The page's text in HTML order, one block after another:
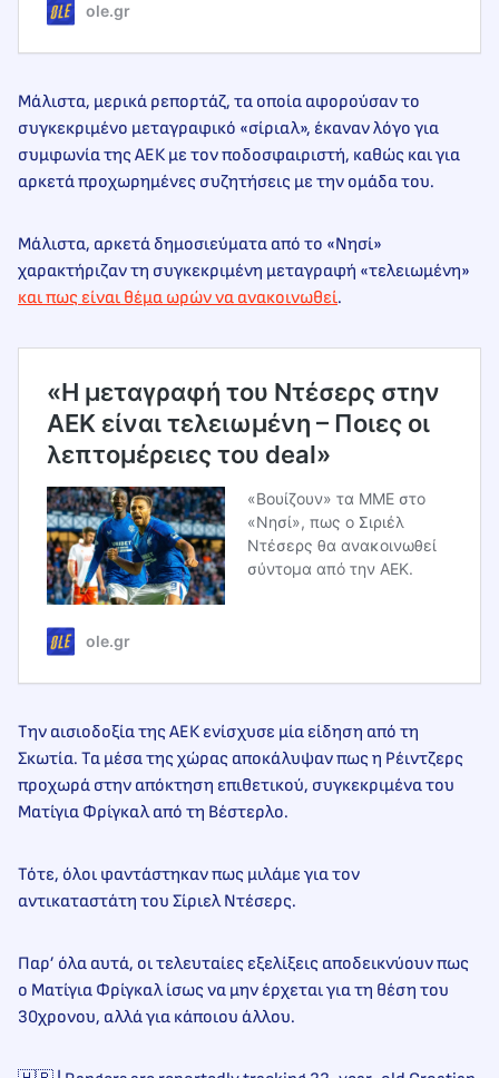
ole.gr
Mάλιστα, μερικά ρεπορτάζ, τα οποία αφορούσαν το
συγκεκριμένο μεταγραφικό «σίριαλ», έκαναν λόγο για
συμφωνία της ΑΕΚ με τον ποδοσφαιριστή, καθώς και για
αρκετά προχωρημένες συζητήσεις με την ομάδα του.
Μάλιστα, αρκετά δημοσιεύματα από το «Νησί»
χαρακτήριζαν τη συγκεκριμένη μεταγραφή «τελειωμένη»
και πως είναι θέμα ωρών να ανακοινωθεί.
«Η μεταγραφή του Ντέσερς στην
ΑΕΚ είναι τελειωμένη – Ποιες οι
λεπτομέρειες του deal»
«Βουίζουν» τα ΜΜΕ στο
«Νησί», πως ο Σιριέλ
Ντέσερς θα ανακοινωθεί
σύντομα από την ΑΕΚ.
ole.gr
Την αισιοδοξία της ΑΕΚ ενίσχυσε μία είδηση από τη
Σκωτία. Τα μέσα της χώρας αποκάλυψαν πως η Ρέιντζερς
προχωρά στην απόκτηση επιθετικού, συγκεκριμένα του
Ματίγια Φρίγκαλ από τη Βέστερλο.
Τότε, όλοι φαντάστηκαν πως μιλάμε για τον
αντικαταστάτη του Σίριελ Ντέσερς.
Παρ’ όλα αυτά, οι τελευταίες εξελίξεις αποδεικνύουν πως
ο Ματίγια Φρίγκαλ ίσως να μην έρχεται για τη θέση του
30χρονου, αλλά για κάποιου άλλου.